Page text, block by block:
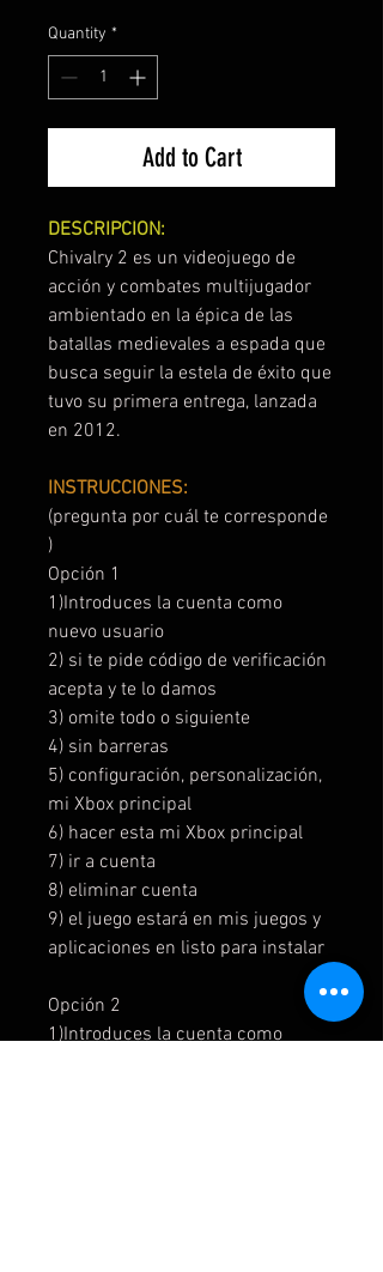
Quantity *
Add to Cart
DESCRIPCION:
Chivalry 2 es un videojuego de
acción y combates multijugador
ambientado en la épica de las
batallas medievales a espada que
busca seguir la estela de éxito que
tuvo su primera entrega, lanzada
en 2012.
INSTRUCCIONES:
(pregunta por cuál te corresponde
)
Opción 1
1)Introduces la cuenta como
nuevo usuario
2) si te pide código de verificación
acepta y te lo damos
3) omite todo o siguiente
4) sin barreras
5) configuración, personalización,
mi Xbox principal
6) hacer esta mi Xbox principal
7) ir a cuenta
8) eliminar cuenta
9) el juego estará en mis juegos y
aplicaciones en listo para instalar
Opción 2
1)Introduces la cuenta como